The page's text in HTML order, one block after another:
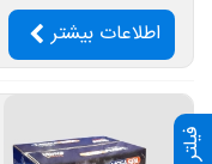
اطلاعات بیشتر
فیلتر